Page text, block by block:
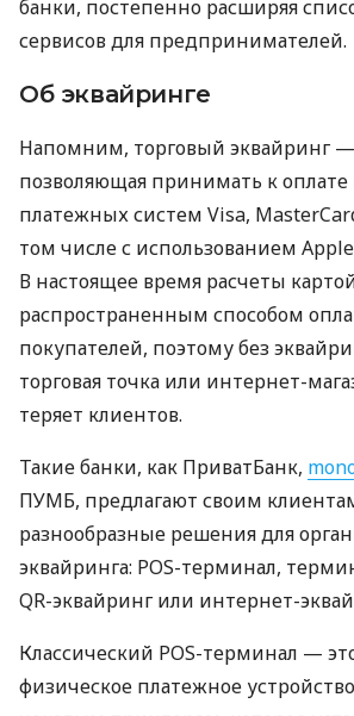
банки, постепенно расширяя
сервисов для предпринимателей.
Об эквайринге
Напомним, торговый эквайринг —
позволяющая принимать к оплате
платежных систем Visa,
том числе с использованием Apple
В настоящее время расчеты
распространенным способом
покупателей, поэтому без
торговая точка или интернет-
теряет клиентов.
Такие банки, как ПриватБанк,
ПУМБ, предлагают своим
разнообразные решения для
эквайринга: POS-терминал,
QR-эквайринг или интернет-
Классический POS-терминал —
физическое платежное